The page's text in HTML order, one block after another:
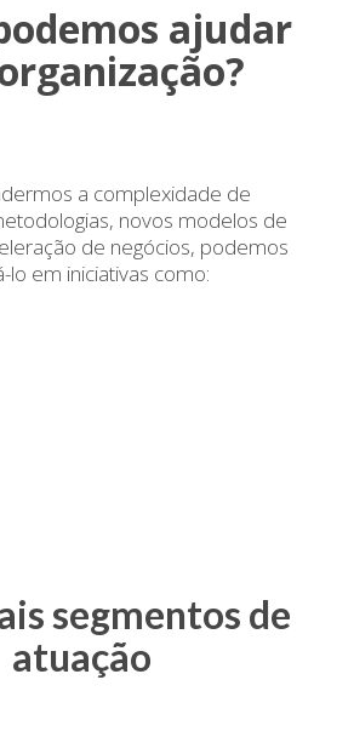
ajudar
a complexidade de
novos modelos de
de negócios, podemos
lo em iniciativas como:
segmentos de
atuação